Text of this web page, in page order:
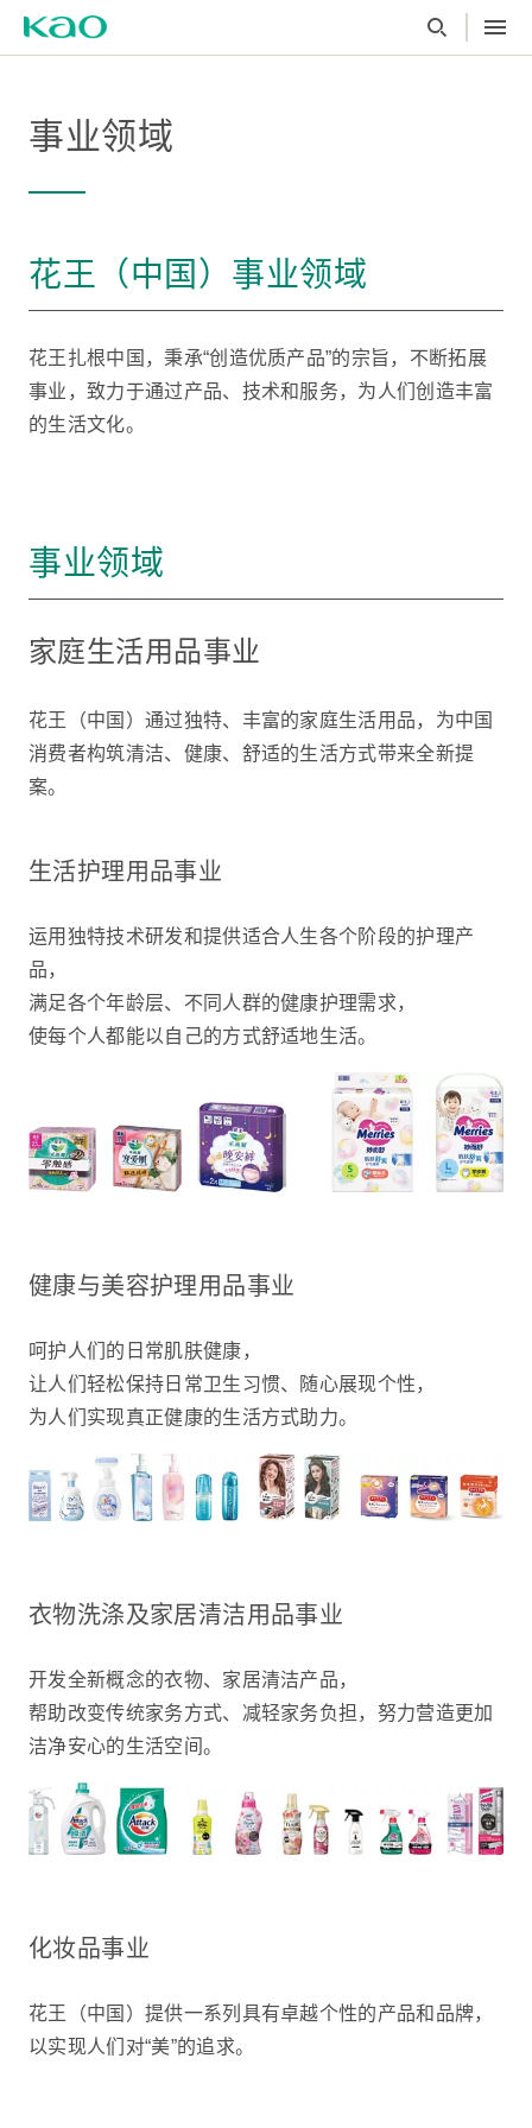
事业领域
花王（中国）事业领域
花王扎根中国，秉承“创造优质产品”的宗旨，不断拓展
事业，致力于通过产品、技术和服务，为人们创造丰富
的生活文化。
事业领域
家庭生活用品事业
花王（中国）通过独特、丰富的家庭生活用品，为中国
消费者构筑清洁、健康、舒适的生活方式带来全新提
案。
生活护理用品事业
运用独特技术研发和提供适合人生各个阶段的护理产
品，
满足各个年龄层、不同人群的健康护理需求，
使每个人都能以自己的方式舒适地生活。
健康与美容护理用品事业
呵护人们的日常肌肤健康，
让人们轻松保持日常卫生习惯、随心展现个性，
为人们实现真正健康的生活方式助力。
衣物洗涤及家居清洁用品事业
开发全新概念的衣物、家居清洁产品，
帮助改变传统家务方式、减轻家务负担，努力营造更加
洁净安心的生活空间。
化妆品事业
花王（中国）提供一系列具有卓越个性的产品和品牌，
以实现人们对“美”的追求。